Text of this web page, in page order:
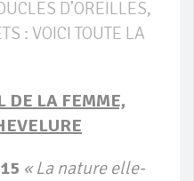
D’OREILLES,
: VOICI TOUTE LA
DE LA FEMME,
« La nature elle-